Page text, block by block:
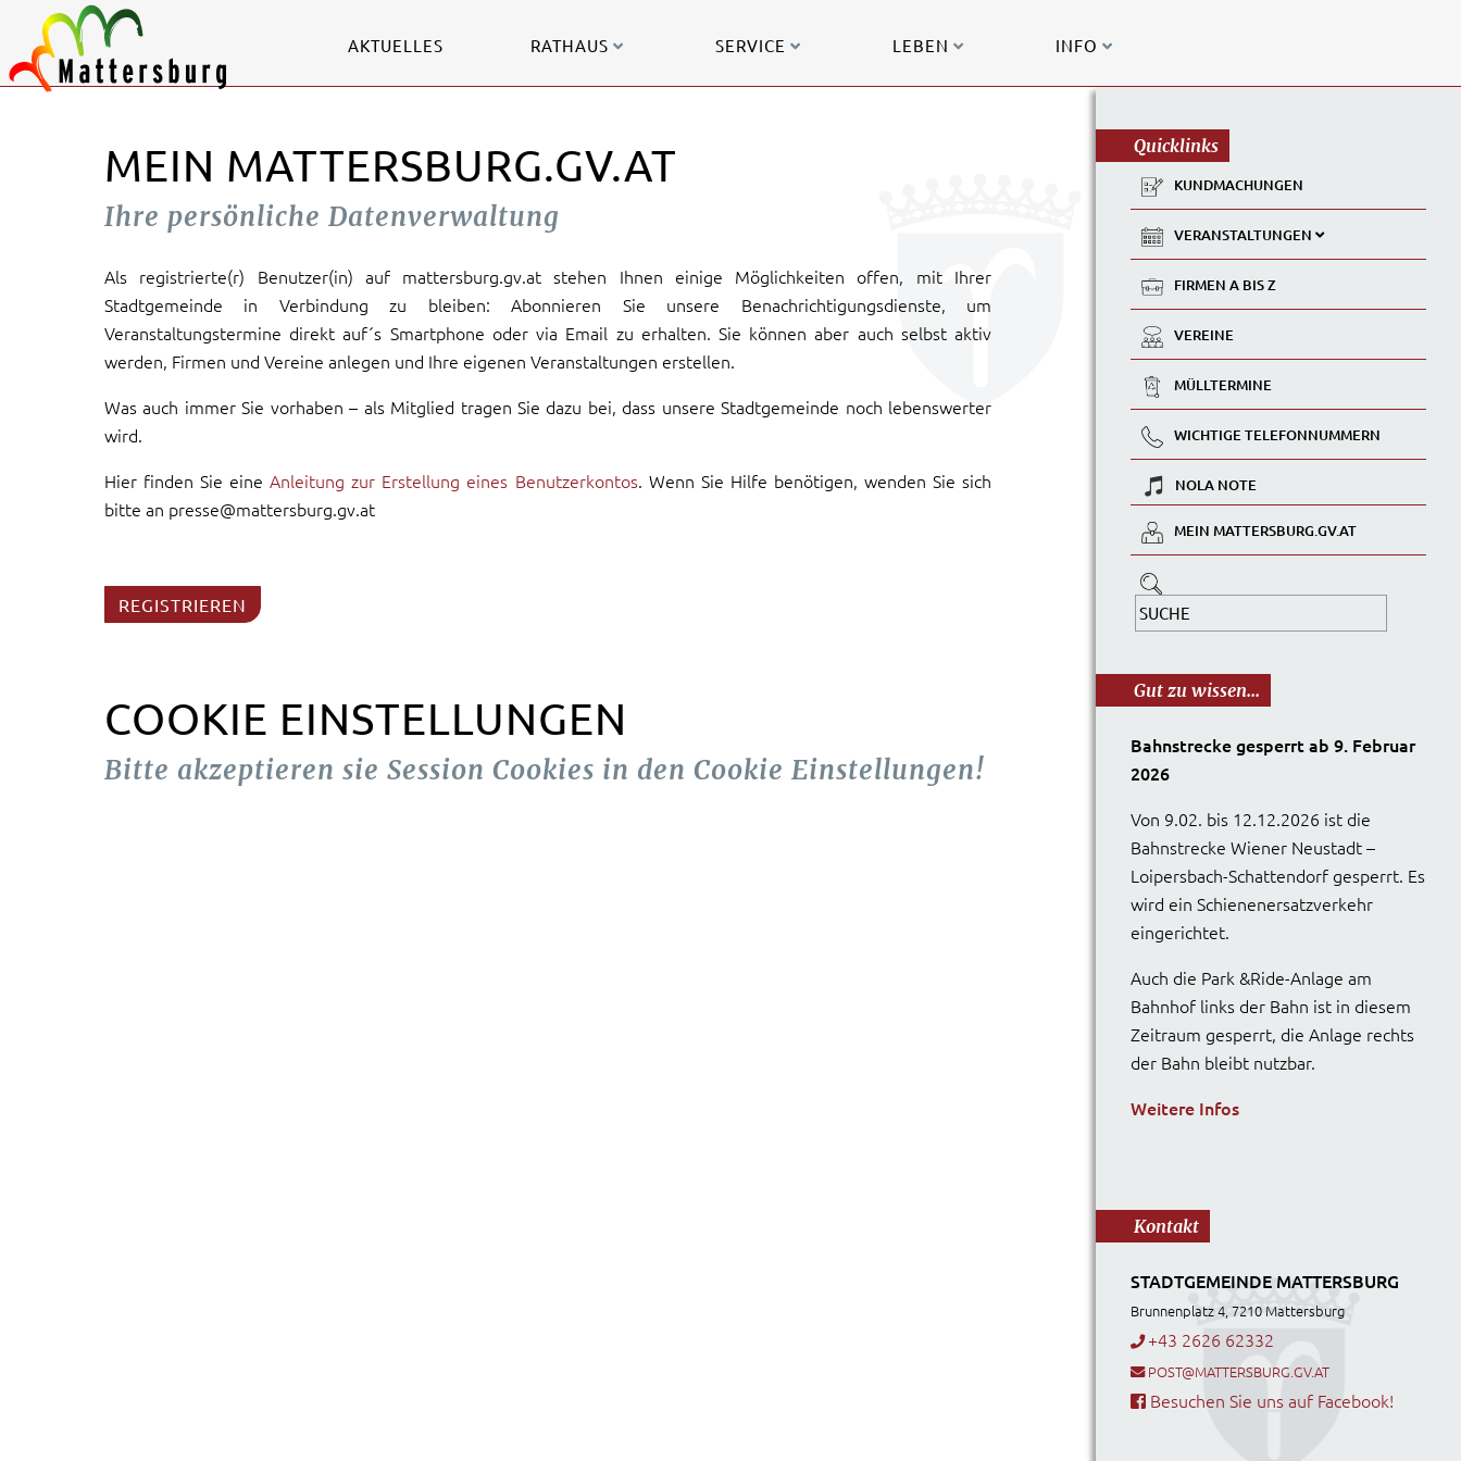
AKTUELLES RATHAUS SERVICE LEBEN INFO
MEIN MATTERSBURG.GV.AT
Ihre persönliche Datenverwaltung
Als registrierte(r) Benutzer(in) auf mattersburg.gv.at stehen Ihnen einige Möglichkeiten offen, mit Ihrer
Stadtgemeinde in Verbindung zu bleiben: Abonnieren Sie unsere Benachrichtigungsdienste, um
Veranstaltungstermine direkt auf´s Smartphone oder via Email zu erhalten. Sie können aber auch selbst aktiv
werden, Firmen und Vereine anlegen und Ihre eigenen Veranstaltungen erstellen.
Was auch immer Sie vorhaben – als Mitglied tragen Sie dazu bei, dass unsere Stadtgemeinde noch lebenswerter
wird.
Hier finden Sie eineAnleitung zur Erstellung eines Benutzerkontos. Wenn Sie Hilfe benötigen, wenden Sie sich
bitte an presse@mattersburg.gv.at
REGISTRIEREN
COOKIE EINSTELLUNGEN
Bitte akzeptieren sie Session Cookies in den Cookie Einstellungen!
Quicklinks
KUNDMACHUNGEN
VERANSTALTUNGEN
FIRMEN A BIS Z
VEREINE
MÜLLTERMINE
WICHTIGE TELEFONNUMMERN
NOLA NOTE
MEIN MATTERSBURG.GV.AT
Gut zu wissen...
Bahnstrecke gesperrt ab 9. Februar
2026
Von 9.02. bis 12.12.2026 ist die
Bahnstrecke Wiener Neustadt –
Loipersbach-Schattendorf gesperrt. Es
wird ein Schienenersatzverkehr
eingerichtet.
Auch die Park &Ride-Anlage am
Bahnhof links der Bahn ist in diesem
Zeitraum gesperrt, die Anlage rechts
der Bahn bleibt nutzbar.
Weitere Infos
Kontakt
STADTGEMEINDE MATTERSBURG
Brunnenplatz 4, 7210 Mattersburg
+43 2626 62332
POST@MATTERSBURG.GV.AT
Besuchen Sie uns auf Facebook!